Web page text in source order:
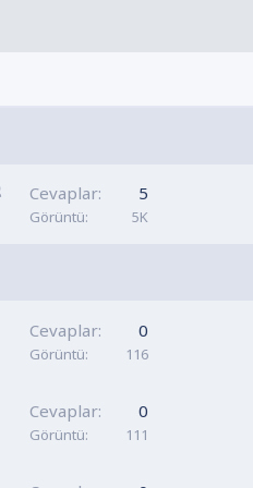
S
Cevaplar 5
Görüntü 5K
Cevaplar 0
Görüntü 116
Cevaplar 0
Görüntü 111